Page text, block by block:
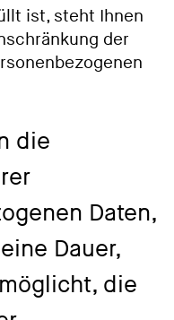
ist, steht Ihnen
der
die
Daten,
Dauer,
die